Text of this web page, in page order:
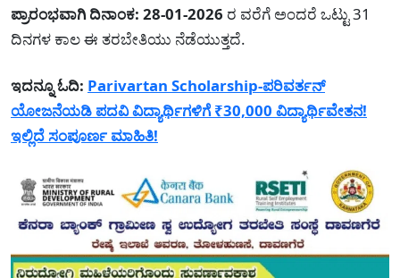
ಪ್ರಾರಂಭವಾಗಿ ದಿನಾಂಕ: 28-01-2026 ರ ವರೆಗೆ ಅಂದರೆ ಒಟ್ಟು 31
ದಿನಗಳ ಕಾಲ ಈ ತರಬೇತಿಯು ನೆಡೆಯುತ್ತದೆ.
ಇದನ್ನೂ ಓದಿ: Parivartan Scholarship-ಪರಿವರ್ತನ್
ಯೋಜನೆಯಡಿ ಪದವಿ ವಿದ್ಯಾರ್ಥಿಗಳಿಗೆ ₹30,000 ವಿದ್ಯಾರ್ಥಿವೇತನ!
ಇಲ್ಲಿದೆ ಸಂಪೂರ್ಣ ಮಾಹಿತಿ!